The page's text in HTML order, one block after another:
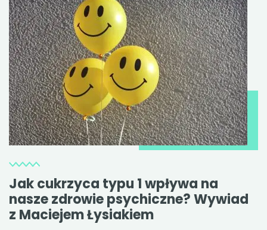
Jak cukrzyca typu 1 wpływa na
nasze zdrowie psychiczne? Wywiad
z Maciejem Łysiakiem